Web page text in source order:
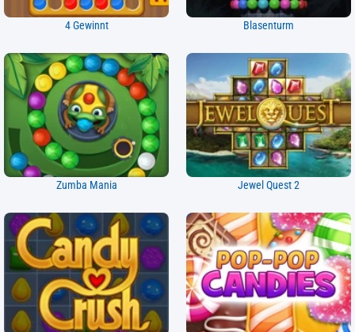
4 Gewinnt Blasenturm
Zumba Mania Jewel Quest 2